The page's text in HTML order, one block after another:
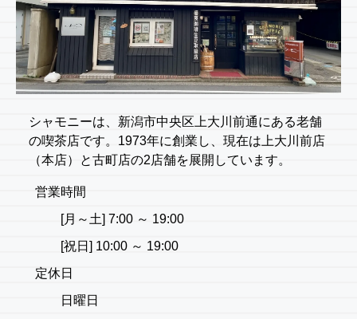
シャモニーは、新潟市中央区上大川前通にある老舗
の喫茶店です。1973年に創業し、現在は上大川前店
（本店）と古町店の2店舗を展開しています。
営業時間
[月～土] 7:00 ～ 19:00
[祝日] 10:00 ～ 19:00
定休日
日曜日